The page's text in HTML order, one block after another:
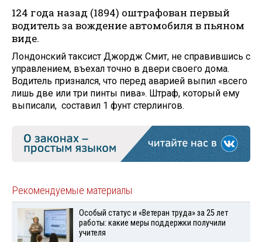
124 года назад (1894) оштрафован первый
водитель за вождение автомобиля в пьяном
виде.
Лондонский таксист Джордж Смит, не справившись с
управлением, въехал точно в двери своего дома.
Водитель признался, что перед аварией выпил «всего
лишь две или три пинты пива». Штраф, который ему
выписали, составил 1 фунт стерлингов.
Рекомендуемые материалы
Особый статус и «Ветеран труда» за 25 лет
работы: какие меры поддержки получили
учителя